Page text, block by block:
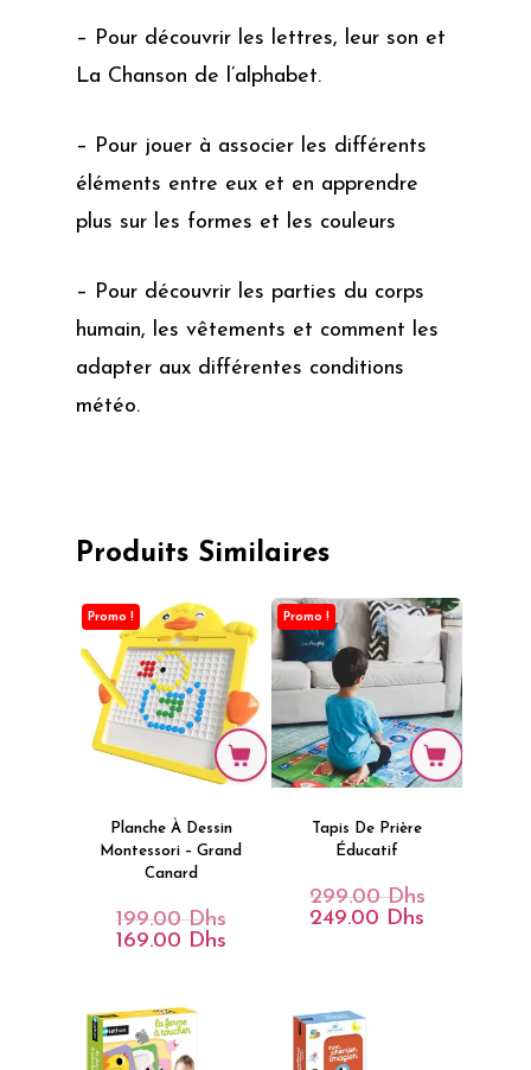
– Pour découvrir les lettres, leur son et
La Chanson de l’alphabet.
– Pour jouer à associer les différents
éléments entre eux et en apprendre
plus sur les formes et les couleurs
– Pour découvrir les parties du corps
humain, les vêtements et comment les
adapter aux différentes conditions
météo.
Produits Similaires
Promo !
Planche À Dessin
Montessori – Grand
Canard
199.00DhsLe
Prix
169.00 DhsLe
169.00 Dhs.
Promo !
Tapis De Prière
Éducatif
299.00DhsLe
249.00 Dhs